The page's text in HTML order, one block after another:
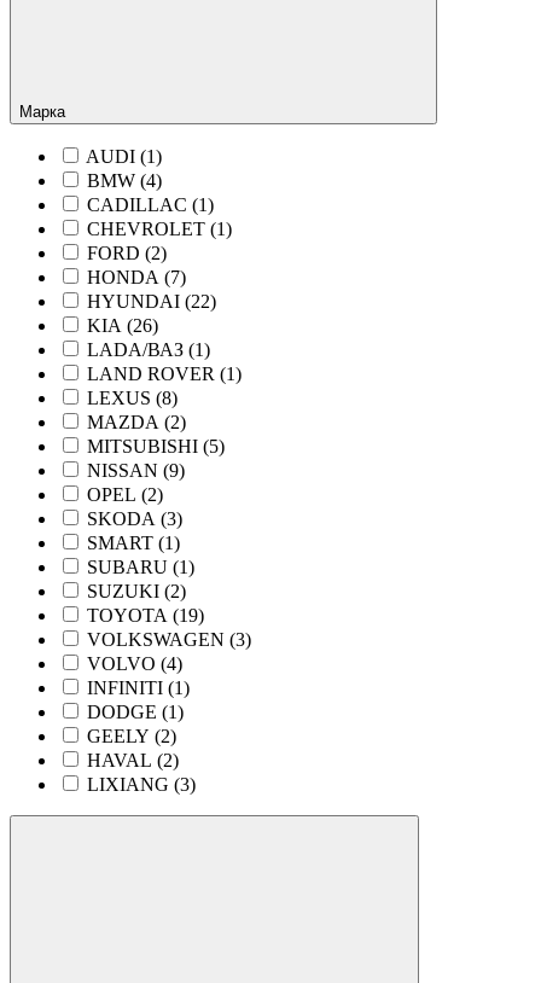
Марка
AUDI (1)
BMW (4)
CADILLAC (1)
CHEVROLET (1)
FORD (2)
HONDA (7)
HYUNDAI (22)
KIA (26)
LADA/ВАЗ (1)
LAND ROVER (1)
LEXUS (8)
MAZDA (2)
MITSUBISHI (5)
NISSAN (9)
OPEL (2)
SKODA (3)
SMART (1)
SUBARU (1)
SUZUKI (2)
TOYOTA (19)
VOLKSWAGEN (3)
VOLVO (4)
INFINITI (1)
DODGE (1)
GEELY (2)
HAVAL (2)
LIXIANG (3)